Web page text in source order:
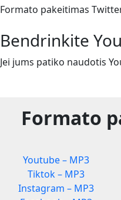
Formato pakeitimas Twitter
Bendrinkite
Jei jums patiko naudotis
Formato
Youtube – MP3
Tiktok – MP3
Instagram – MP3